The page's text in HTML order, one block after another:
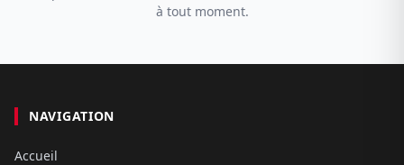
à tout moment.
NAVIGATION
Accueil